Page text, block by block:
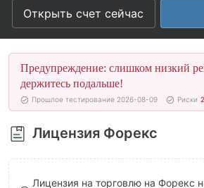
3
4
5
6
7
8
4
5
6
7
8
9
Открыть счет сейчас
Предупреждение: слишком низкий
держитесь подальше!
Прошлое тестирование 2026-08-09 Риски 2
Лицензия Форекс
Лицензия на торговлю на Форекс